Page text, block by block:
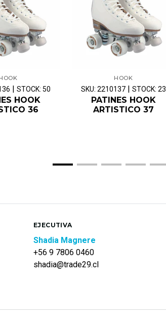
| STOCK: 50
HOOK
36
HOOK
SKU: 2210137 | STOCK: 23
PATINES HOOK
ARTISTICO 37
EJECUTIVA
Shadia Magnere
+56 9 7806 0460
shadia@trade29.cl